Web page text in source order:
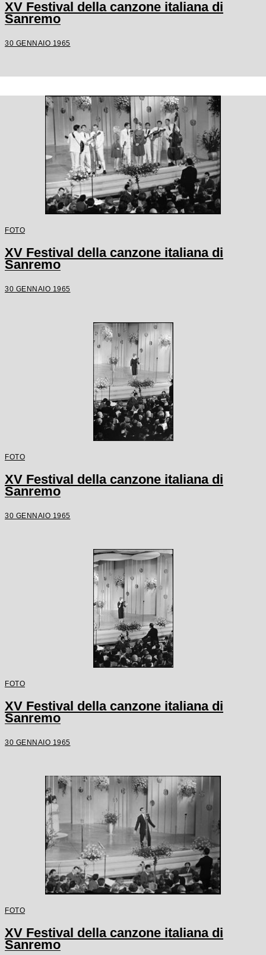
XV Festival della canzone italiana di
Sanremo
30 GENNAIO 1965
FOTO
XV Festival della canzone italiana di
Sanremo
30 GENNAIO 1965
FOTO
XV Festival della canzone italiana di
Sanremo
30 GENNAIO 1965
FOTO
XV Festival della canzone italiana di
Sanremo
30 GENNAIO 1965
FOTO
XV Festival della canzone italiana di
Sanremo